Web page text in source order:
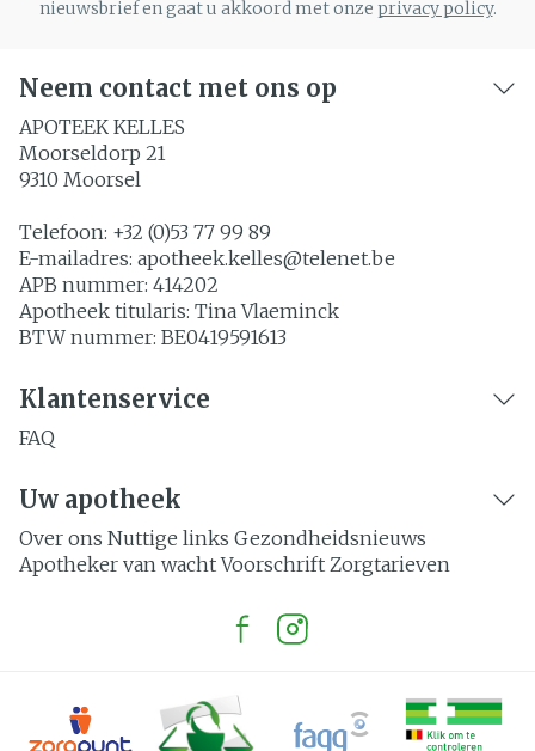
nieuwsbrief en gaat u akkoord met onze privacy policy.
Neem contact met ons op
APOTEEK KELLES
Moorseldorp 21
9310 Moorsel
Telefoon: +32 (0)53 77 99 89
E-mailadres: apotheek.kelles@telenet.be
APB nummer: 414202
Apotheek titularis: Tina Vlaeminck
BTW nummer: BE0419591613
Klantenservice
FAQ
Uw apotheek
Over ons Nuttige links Gezondheidsnieuws
Apotheker van wacht Voorschrift Zorgtarieven